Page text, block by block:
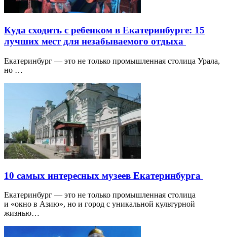
Куда сходить с ребенком в Екатеринбурге: 15
лучших мест для незабываемого отдыха
Екатеринбург — это не только промышленная столица Урала,
но …
10 самых интересных музеев Екатеринбурга
Екатеринбург — это не только промышленная столица
и «окно в Азию», но и город с уникальной культурной
жизнью…